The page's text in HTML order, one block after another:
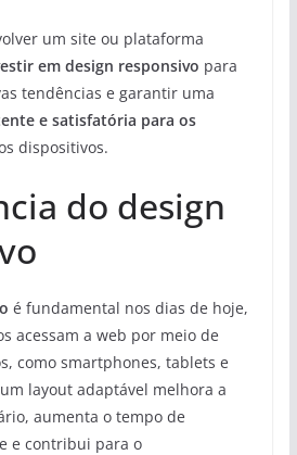
um site ou plataforma
em design responsivo para
tendências e garantir uma
e satisfatória para os
dispositivos.
do design
é fundamental nos dias de hoje,
acessam a web por meio de
como smartphones, tablets e
layout adaptável melhora a
aumenta o tempo de
e contribui para o